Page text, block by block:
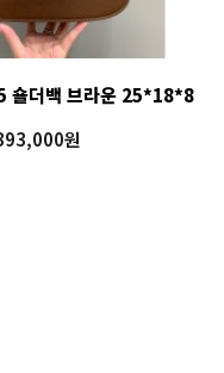
숄더백 브라운 25*18*8
원